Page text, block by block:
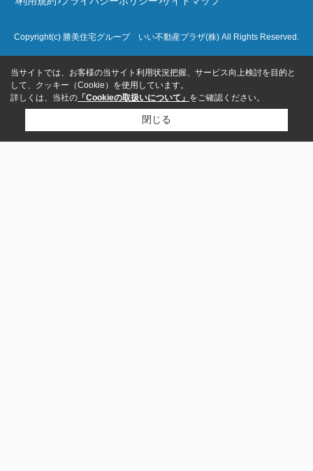
Copyright(c) 勝美住宅グループ いい不動産プラザ(株) All Rights Reserved.
当サイトでは、お客様の当サイト利用状況把握、サービス向上検討を目的と
して、クッキー（Cookie）を使用しています。
詳しくは、当社の 「Cookieの取扱いについて」 をご確認ください。
閉じる